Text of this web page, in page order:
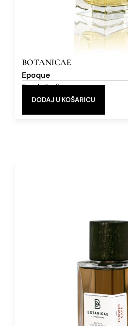
BOTANICAE
Epoque
Eau de Parfum
DODAJ U KOŠARICU